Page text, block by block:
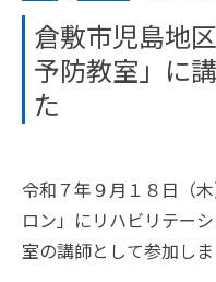
倉敷市児島地
予防教室」に
た
令和７年９月１８日（
ロン」にリハビリテー
室の講師として参加しま